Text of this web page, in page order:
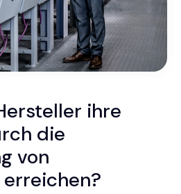
ihre
die
von